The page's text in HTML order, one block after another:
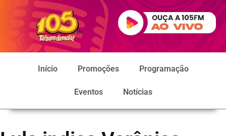
Início Promoções Programação
Eventos Notícias